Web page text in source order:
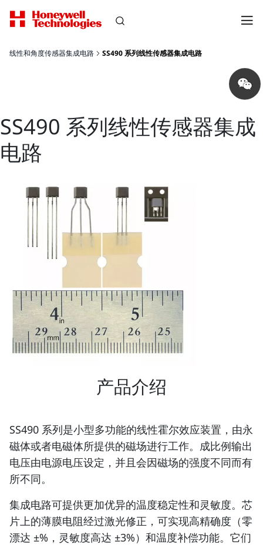
线性和角度传感器集成电路 SS490 系列线性传感器集成电路
Share
on
wechat
SS490 系列线性传感器集成
电路
产品介绍
SS490 系列是小型多功能的线性霍尔效应装置，由永
磁体或者电磁体所提供的磁场进行工作。成比例输出
电压由电源电压设定，并且会因磁场的强度不同而有
所不同。
集成电路可提供更加优异的温度稳定性和灵敏度。芯
片上的薄膜电阻经过激光修正，可实现高精确度（零
漂达 ±%，灵敏度高达 ±3%）和温度补偿功能。它们